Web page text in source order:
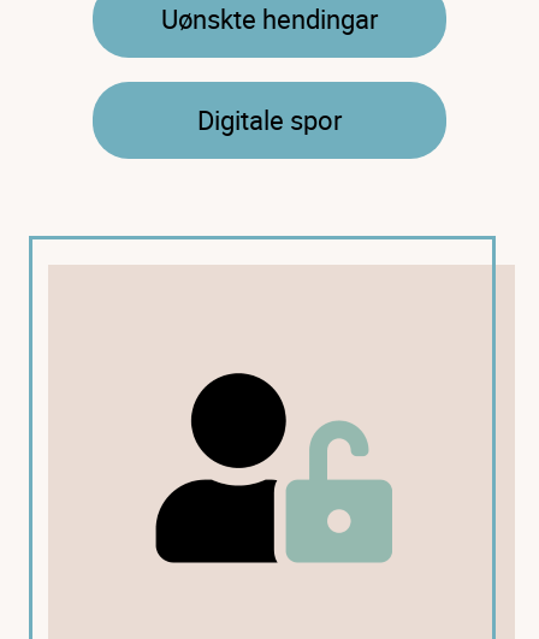
Uønskte hendingar
Digitale spor